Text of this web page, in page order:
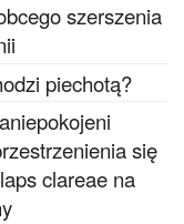
szerszenia
piechotą?
się
clareae na